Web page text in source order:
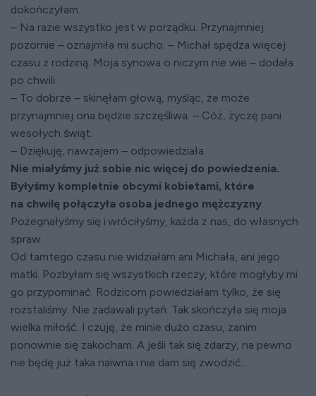
dokończyłam.
– Na razie wszystko jest w porządku. Przynajmniej
pozornie – oznajmiła mi sucho. – Michał spędza więcej
czasu z rodziną. Moja synowa o niczym nie wie – dodała
po chwili.
– To dobrze – skinęłam głową, myśląc, że może
przynajmniej ona będzie szczęśliwa. – Cóż, życzę pani
wesołych świąt.
– Dziękuję, nawzajem – odpowiedziała.
Nie miałyśmy już sobie nic więcej do powiedzenia.
Byłyśmy kompletnie obcymi kobietami, które
na chwilę połączyła osoba jednego mężczyzny.
Pożegnałyśmy się i wróciłyśmy, każda z nas, do własnych
spraw.
Od tamtego czasu nie widziałam ani Michała, ani jego
matki. Pozbyłam się wszystkich rzeczy, które mogłyby mi
go przypominać. Rodzicom powiedziałam tylko, że się
rozstaliśmy. Nie zadawali pytań. Tak skończyła się moja
wielka miłość. I czuję, że minie dużo czasu, zanim
ponownie się zakocham. A jeśli tak się zdarzy, na pewno
nie będę już taka naiwna i nie dam się zwodzić...